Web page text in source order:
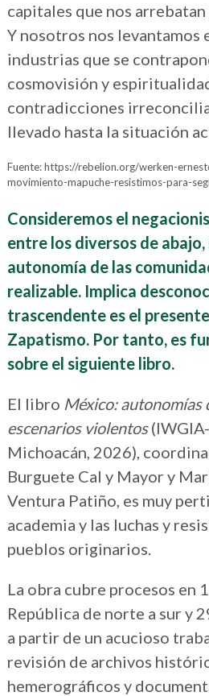
capitales que nos
Y nosotros nos levantamos
industrias que se
cosmovisión y
contradicciones
llevado hasta la situación
Fuente: https://rebelion.org/werken-
movimiento-mapuche-resistimos-para-
Consideremos el
entre los diversos de abajo,
autonomía de las
realizable. Implica
trascendente es el
Zapatismo. Por tanto, es
sobre el siguiente libro.
El libro México: autonomías
escenarios violentos
Michoacán, 2026),
Burguete Cal y Mayor y
Ventura Patiño, es muy
academia y las luchas y
pueblos originarios.
La obra cubre procesos en
República de norte a sur y
a partir de un acucioso
revisión de archivos
hemerográficos y